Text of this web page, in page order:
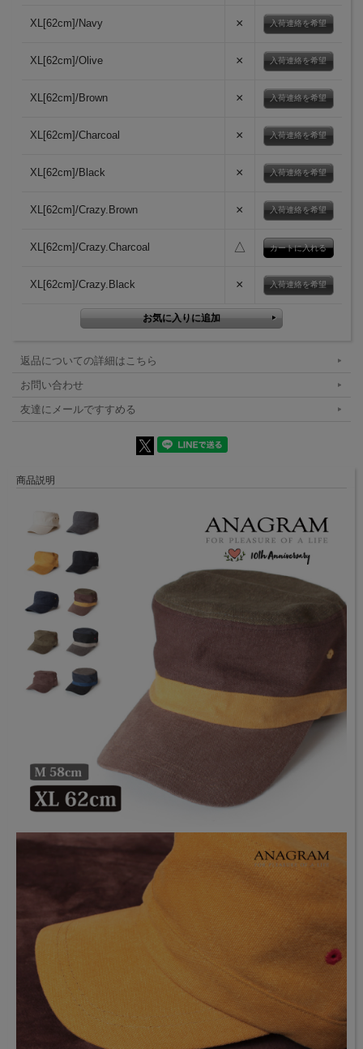
XL[62cm]/Navy × 入荷連絡を希望
XL[62cm]/Olive × 入荷連絡を希望
XL[62cm]/Brown × 入荷連絡を希望
XL[62cm]/Charcoal × 入荷連絡を希望
XL[62cm]/Black × 入荷連絡を希望
XL[62cm]/Crazy.Brown × 入荷連絡を希望
XL[62cm]/Crazy.Charcoal △
XL[62cm]/Crazy.Black × 入荷連絡を希望
返品についての詳細はこちら
お問い合わせ
友達にメールですすめる
商品説明